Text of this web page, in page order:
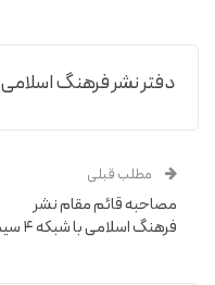
دفتر نشر فرهنگ اسلامی
مطلب قبلی
مصاحبه قائم مقام نشر
فرهنگ اسلامی با شبکه ۴ سیما